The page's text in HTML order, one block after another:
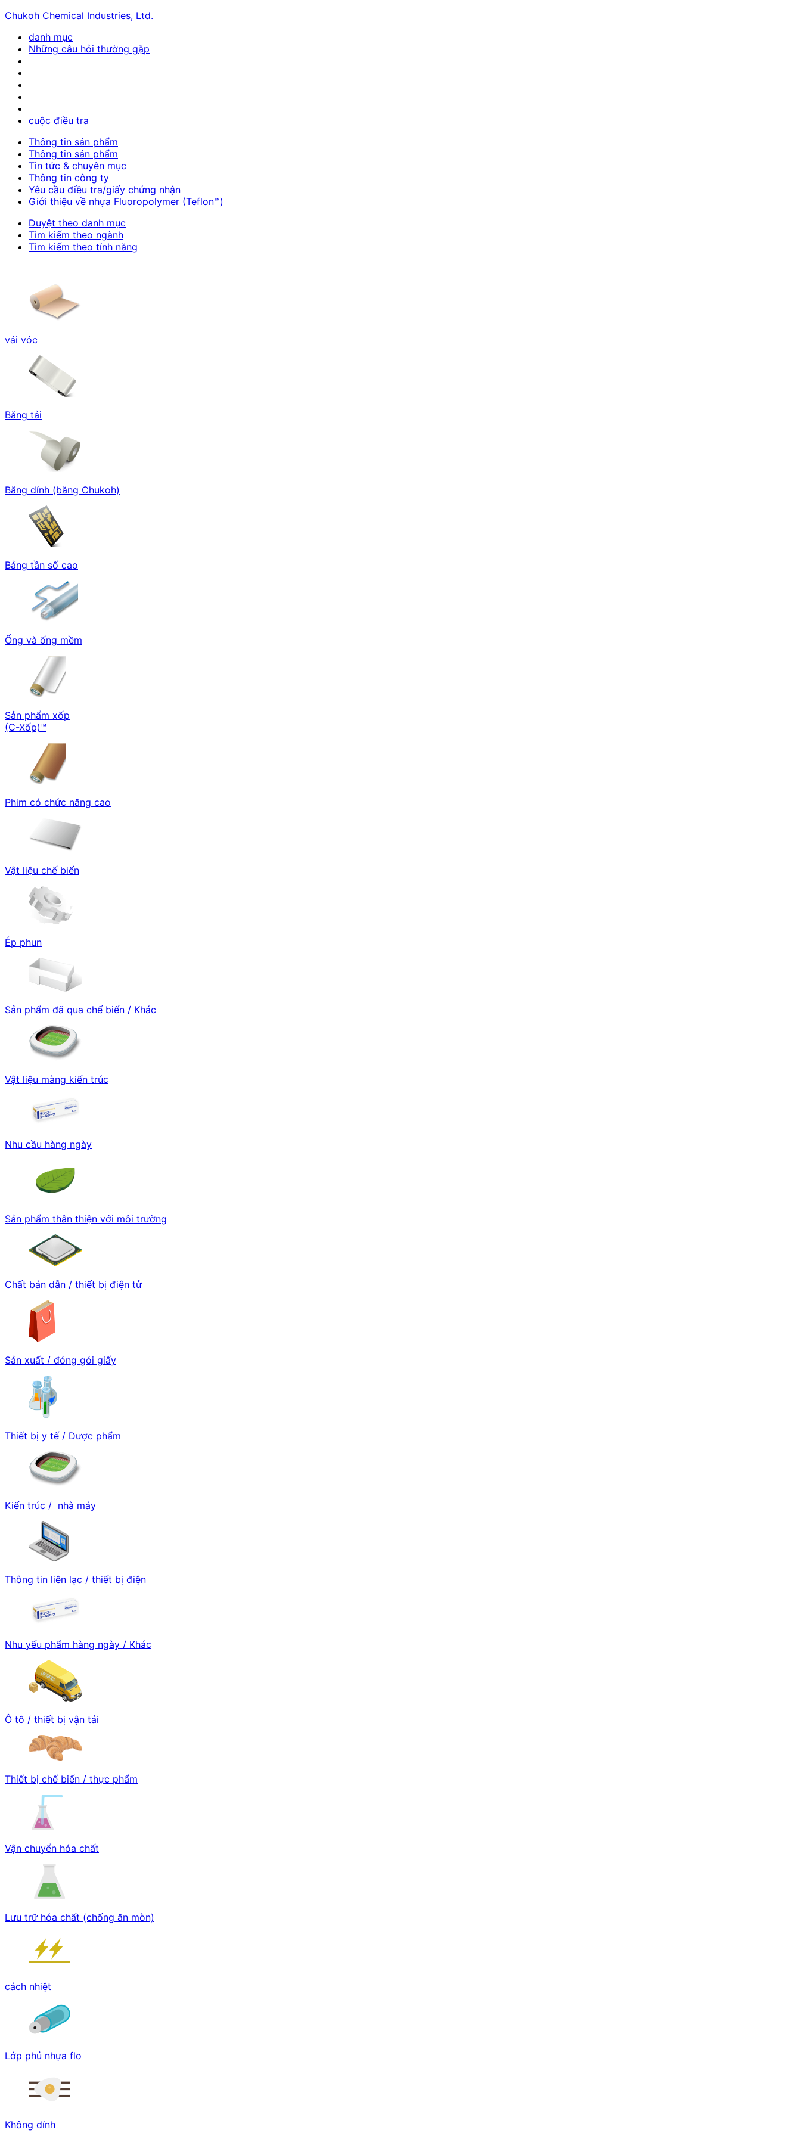
Chukoh Chemical Industries, Ltd.
danh mục
Những câu hỏi thường gặp
cuộc điều tra
Thông tin sản phẩm
Thông tin sản phẩm
Tin tức & chuyên mục
Thông tin công ty
Yêu cầu điều tra/giấy chứng nhận
Giới thiệu về nhựa Fluoropolymer (Teflon™)
Duyệt theo danh mục
Tìm kiếm theo ngành
Tìm kiếm theo tính năng
vải vóc
Băng tải
Băng dính (băng Chukoh)
Bảng tần số cao
Ống và ống mềm
Sản phẩm xốp
(C-Xốp)™
Phim có chức năng cao
Vật liệu chế biến
Ép phun
Sản phẩm đã qua chế biến / Khác
Vật liệu màng kiến trúc
Nhu cầu hàng ngày
Sản phẩm thân thiện với môi trường
Chất bán dẫn / thiết bị điện tử
Sản xuất / đóng gói giấy
Thiết bị y tế / Dược phẩm
Kiến trúc / nhà máy
Thông tin liên lạc / thiết bị điện
Nhu yếu phẩm hàng ngày / Khác
Ô tô / thiết bị vận tải
Thiết bị chế biến / thực phẩm
Vận chuyển hóa chất
Lưu trữ hóa chất (chống ăn mòn)
cách nhiệt
Lớp phủ nhựa flo
Không dính